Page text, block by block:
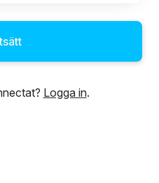
Logga in.